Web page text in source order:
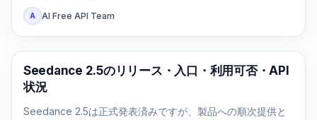
A AI Free API Team
AI Video Generation
Seedance 2.5のリリース・入口・利用可否・API
状況
Seedance 2.5は正式発表済みですが、製品への順次提供と